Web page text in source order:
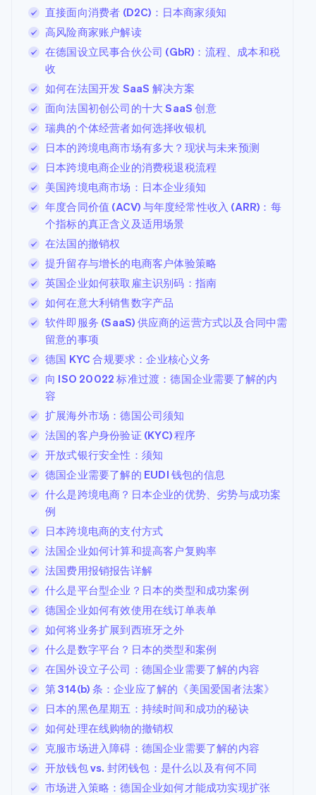
直接面向消费者 (D2C)：日本商家须知
高风险商家账户解读
在德国设立民事合伙公司 (GbR)：流程、成本和税
收
如何在法国开发 SaaS 解决方案
面向法国初创公司的十大 SaaS 创意
瑞典的个体经营者如何选择收银机
日本的跨境电商市场有多大？现状与未来预测
日本跨境电商企业的消费税退税流程
美国跨境电商市场：日本企业须知
年度合同价值 (ACV) 与年度经常性收入 (ARR)：每
个指标的真正含义及适用场景
在法国的撤销权
提升留存与增长的电商客户体验策略
英国企业如何获取雇主识别码：指南
如何在意大利销售数字产品
软件即服务 (SaaS) 供应商的运营方式以及合同中需
留意的事项
德国 KYC 合规要求：企业核心义务
向 ISO 20022 标准过渡：德国企业需要了解的内
容
扩展海外市场：德国公司须知
法国的客户身份验证 (KYC) 程序
开放式银行安全性：须知
德国企业需要了解的 EUDI 钱包的信息
什么是跨境电商？日本企业的优势、劣势与成功案
例
日本跨境电商的支付方式
法国企业如何计算和提高客户复购率
法国费用报销报告详解
什么是平台型企业？日本的类型和成功案例
德国企业如何有效使用在线订单表单
如何将业务扩展到西班牙之外
什么是数字平台？日本的类型和案例
在国外设立子公司：德国企业需要了解的内容
第 314(b) 条：企业应了解的《美国爱国者法案》
日本的黑色星期五：持续时间和成功的秘诀
如何处理在线购物的撤销权
克服市场进入障碍：德国企业需要了解的内容
开放钱包 vs. 封闭钱包：是什么以及有何不同
市场进入策略：德国企业如何才能成功实现扩张